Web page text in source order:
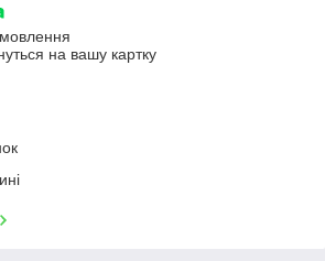
на вашу картку